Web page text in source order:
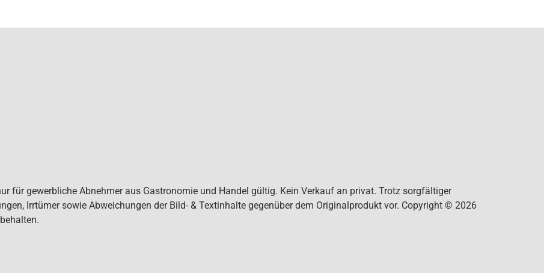
für gewerbliche Abnehmer aus Gastronomie und Handel gültig. Kein Verkauf an privat. Trotz sorgfältiger
Irrtümer sowie Abweichungen der Bild- & Textinhalte gegenüber dem Originalprodukt vor. Copyright © 2026